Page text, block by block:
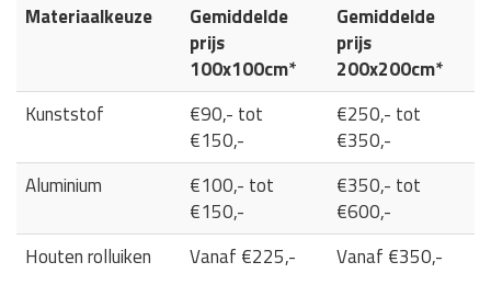
Materiaalkeuze
Gemiddelde
prijs
100x100cm*
Gemiddelde
prijs
200x200cm*
Kunststof
€90,- tot
€150,-
€250,- tot
€350,-
Aluminium
€100,- tot
€150,-
€350,- tot
€600,-
Houten rolluiken
Vanaf €225,- Vanaf €350,-